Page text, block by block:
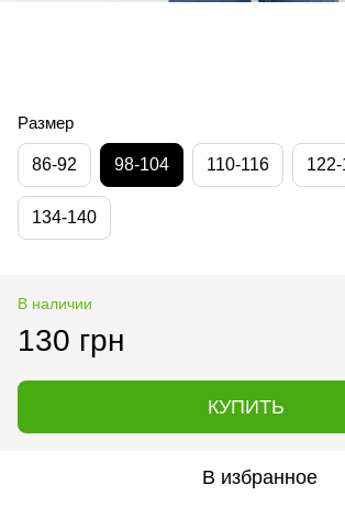
Размер
86-92 98-104 110-116
134-140
В наличии
130 грн
КУПИТЬ
В избранное